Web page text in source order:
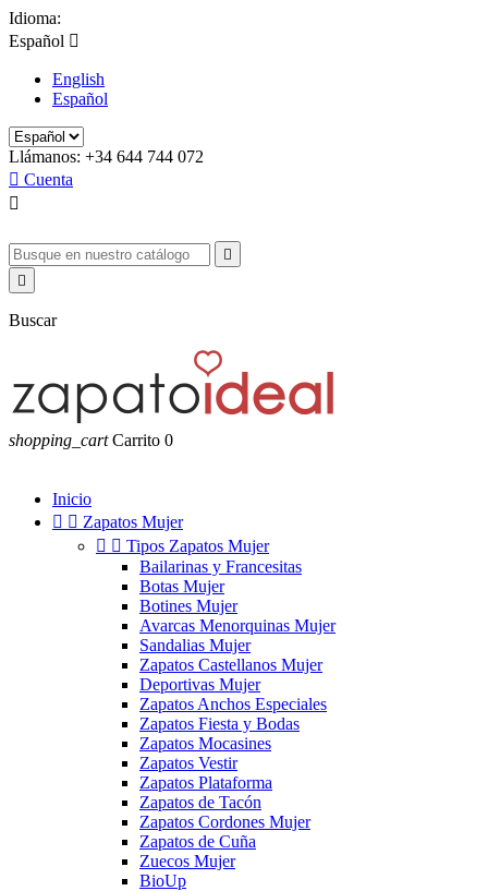
Idioma:
Español 
English
Español
Llámanos: +34 644 744 072
 Cuenta



Buscar
shopping_cart Carrito 0
Inicio
  Zapatos Mujer
  Tipos Zapatos Mujer
Bailarinas y Francesitas
Botas Mujer
Botines Mujer
Avarcas Menorquinas Mujer
Sandalias Mujer
Zapatos Castellanos Mujer
Deportivas Mujer
Zapatos Anchos Especiales
Zapatos Fiesta y Bodas
Zapatos Mocasines
Zapatos Vestir
Zapatos Plataforma
Zapatos de Tacón
Zapatos Cordones Mujer
Zapatos de Cuña
Zuecos Mujer
BioUp